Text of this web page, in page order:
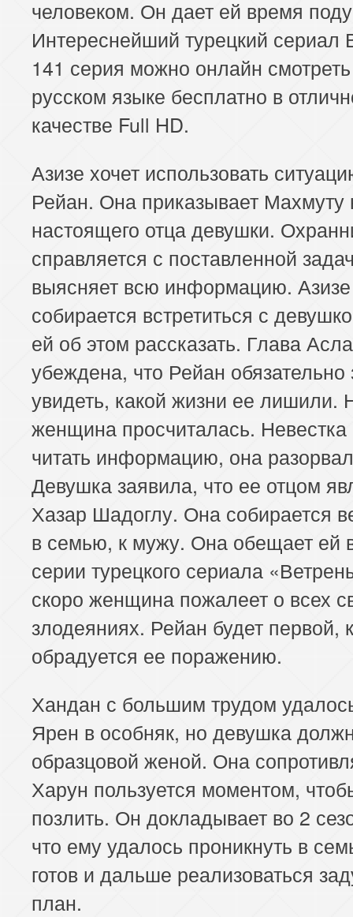
человеком. Он дает ей время
Интереснейший турецкий сериал
141 серия можно онлайн
русском языке бесплатно в
качестве Full HD.
Азизе хочет использовать
Рейан. Она приказывает Махмуту
настоящего отца девушки.
справляется с поставленной
выясняет всю информацию. Азизе
собирается встретиться с
ей об этом рассказать. Глава
убеждена, что Рейан обязательно
увидеть, какой жизни ее лишили.
женщина просчиталась. Невестка
читать информацию, она
Девушка заявила, что ее отцом
Хазар Шадоглу. Она собирается
в семью, к мужу. Она обещает ей
серии турецкого сериала
скоро женщина пожалеет о всех
злодеяниях. Рейан будет первой,
обрадуется ее поражению.
Хандан с большим трудом
Ярен в особняк, но девушка
образцовой женой. Она
Харун пользуется моментом,
позлить. Он докладывает во 2
что ему удалось проникнуть в
готов и дальше реализоваться
план.